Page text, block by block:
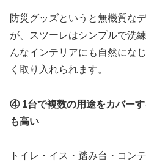
防災グッズというと無機質な
が、スツーレはシンプルで洗
んなインテリアにも自然にな
く取り入れられます。
④ 1台で複数の用途をカバー
も高い
トイレ・イス・踏み台・コン